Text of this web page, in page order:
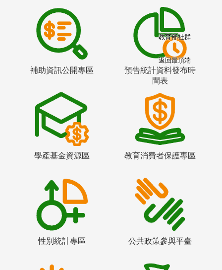
補助資訊公開專區
預告統計資料發布時
間表
學產基金資源區 教育消費者保護專區
性別統計專區 公共政策參與平臺
教育部社群
返回最頂端